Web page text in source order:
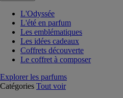
L'Odyssée
L'été en parfum
Les emblématiques
Les idées cadeaux
Coffrets découverte
Le coffret à composer
Explorer les parfums
Catégories Tout voir